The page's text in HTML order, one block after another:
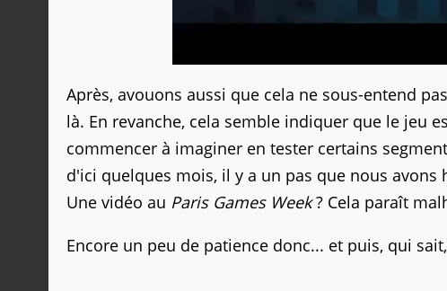
Après, avouons aussi que cela ne sous-entend
là. En revanche, cela semble indiquer que le jeu
commencer à imaginer en tester certains
d'ici quelques mois, il y a un pas que nous
Une vidéo au Paris Games Week? Cela paraît
Encore un peu de patience donc... et puis, qui